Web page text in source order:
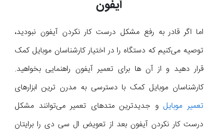
آیفون
اما اگر قادر به رفع مشکل درست کار نکردن آیفون نبودید،
توصیه می‌کنیم که دستگاه را در اختیار کارشناسان موبایل کمک
قرار دهید و از آن ها برای تعمیر آیفون راهنمایی بخواهید.
کارشناسان موبایل کمک با دسترسی به مدرن ترین ابزارهای
تعمیر موبایلو جدیدترین متدهای تعمیر می‌توانند مشکل
درست کار نکردن آیفون بعد از تعویض ال سی دی را برایتان